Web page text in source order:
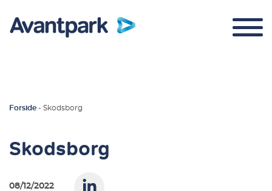
Forside - Skodsborg
Skodsborg
08/12/2022
Om os
Kontakt